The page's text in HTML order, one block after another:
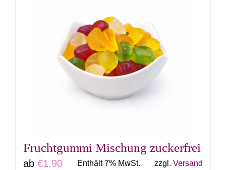
Varianten
auf.
Die
Optionen
können
auf
werden
Fruchtgummi Mischung zuckerfrei
ab €1,90 Enthält 7% MwSt. zzgl. Versand